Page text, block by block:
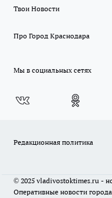
Твои Новости
Про Город Краснодара
Мы в социальных сетях
Редакционная политика
© 2025 vladivostoktimes.ru -
Оперативные новости